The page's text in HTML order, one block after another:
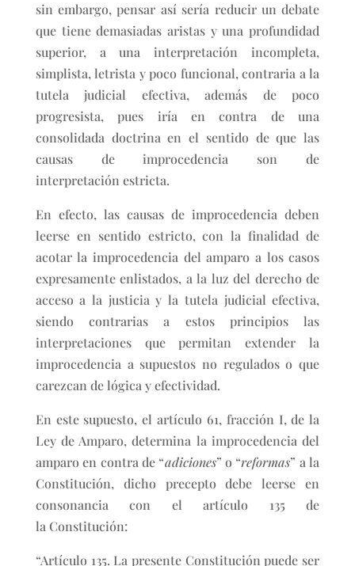
sin embargo, pensar así sería reducir un debate
que tiene demasiadas aristas y una profundidad
superior, a una interpretación incompleta,
simplista, letrista y poco funcional, contraria a la
tutela judicial efectiva, además de poco
progresista, pues iría en contra de una
consolidada doctrina en el sentido de que las
causas de improcedencia son de
interpretación estricta.
En efecto, las causas de improcedencia deben
leerse en sentido estricto, con la finalidad de
acotar la improcedencia del amparo a los casos
expresamente enlistados, a la luz del derecho de
acceso a la justicia y la tutela judicial efectiva,
siendo contrarias a estos principios las
interpretaciones que permitan extender la
improcedencia a supuestos no regulados o que
carezcan de lógica y efectividad.
En este supuesto, el artículo 61, fracción I, de la
Ley de Amparo, determina la improcedencia del
amparo en contra de “adiciones” o “reformas” a la
Constitución, dicho precepto debe leerse en
consonancia con el artículo 135 de
la Constitución:
“Artículo 135. La presente Constitución puede ser